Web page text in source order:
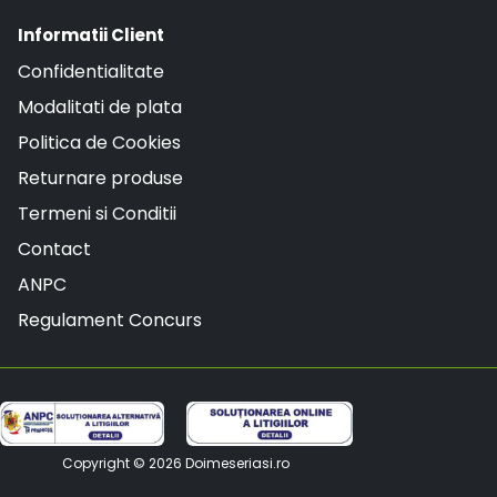
Informatii Client
Confidentialitate
Modalitati de plata
Politica de Cookies
Returnare produse
Termeni si Conditii
Contact
ANPC
Regulament Concurs
Copyright © 2026Doimeseriasi.ro